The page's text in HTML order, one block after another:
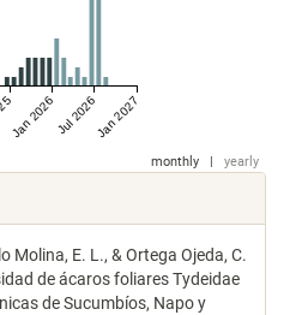
Jan 2026Jul 2026Jan 2027
monthly yearly
Molina, E. L., & Ortega Ojeda, C.
de ácaros foliares Tydeidae
de Sucumbíos, Napo y